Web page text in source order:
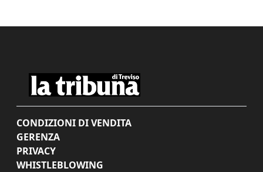
CONDIZIONI DI VENDITA
GERENZA
PRIVACY
WHISTLEBLOWING